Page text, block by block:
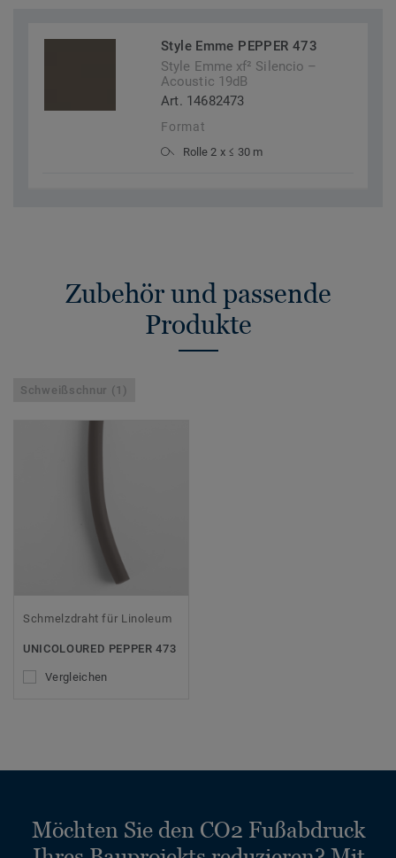
Style Emme PEPPER 473
Style Emme xf² Silencio –
Acoustic 19dB
Art. 14682473
Format
Rolle 2 x ≤ 30 m
Zubehör und passende
Produkte
Schweißschnur (1)
Schmelzdraht für Linoleum
UNICOLOURED PEPPER 473
Vergleichen
Möchten Sie den CO2 Fußabdruck